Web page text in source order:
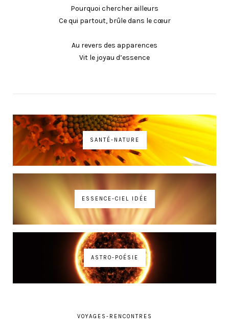
Pourquoi chercher ailleurs
Ce qui partout, brûle dans le cœur
Au revers des apparences
Vit le joyau d’essence
SANTÉ-NATURE
ESSENCE-CIEL IDÉE
ASTRO-POÉSIE
VOYAGES-RENCONTRES